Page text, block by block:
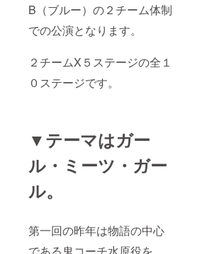
B（ブルー）の２チーム体制
での公演となります。
２チームX５ステージの全１
０ステージです。
▼テーマはガー
ル・ミーツ・ガー
ル。
第一回の昨年は物語の中心